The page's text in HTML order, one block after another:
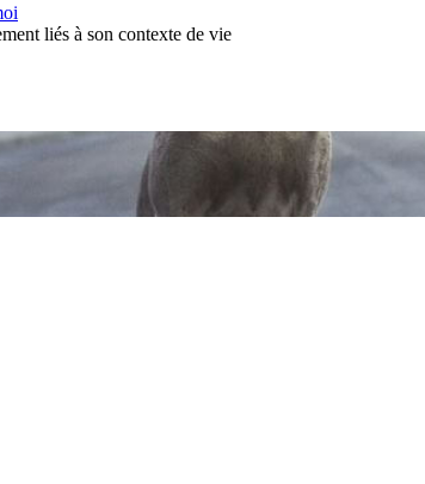
liés à son contexte de vie